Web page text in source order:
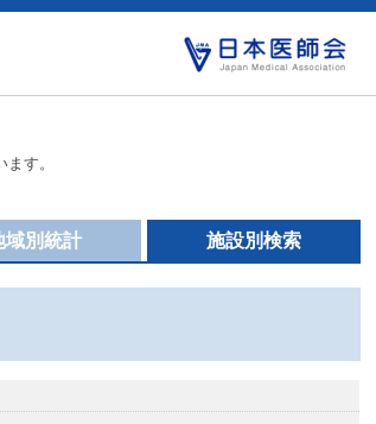
す。
施設別検索
域別統計